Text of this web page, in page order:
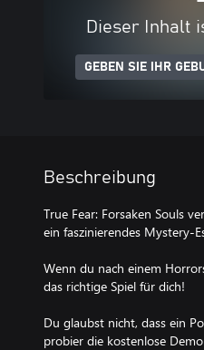
Dieser Inhalt
GEBEN SIE IHR
Beschreibung
True Fear: Forsaken Souls
ein faszinierendes Mystery-
Wenn du nach einem
das richtige Spiel für dich!
Du glaubst nicht, dass ein
probier die kostenlose